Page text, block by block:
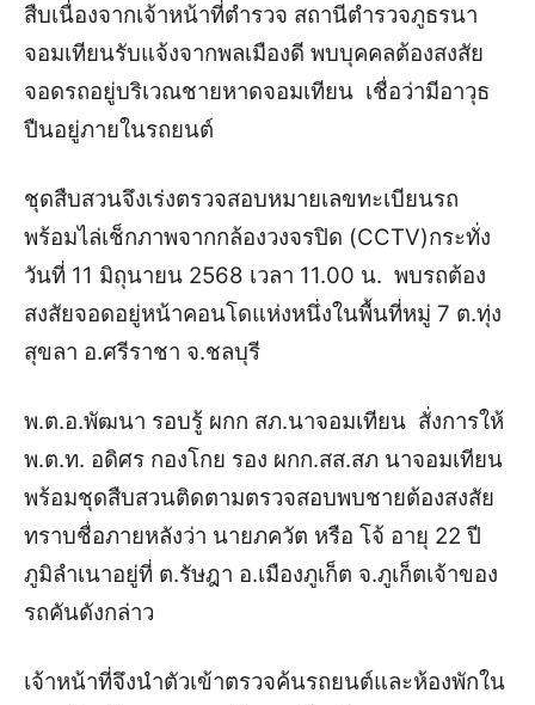
สืบเนื่องจากเจ้าหน้าที่ตำรวจ สถานีตำรวจภูธรนา
จอมเทียนรับแจ้งจากพลเมืองดี พบบุคคลต้องสงสัย
จอดรถอยู่บริเวณชายหาดจอมเทียน เชื่อว่ามีอาวุธ
ปืนอยู่ภายในรถยนต์
ชุดสืบสวนจึงเร่งตรวจสอบหมายเลขทะเบียนรถ
พร้อมไล่เช็กภาพจากกล้องวงจรปิด (CCTV)กระทั่ง
วันที่ 11 มิถุนายน 2568 เวลา 11.00 น. พบรถต้อง
สงสัยจอดอยู่หน้าคอนโดแห่งหนึ่งในพื้นที่หมู่ 7 ต.ทุ่ง
สุขลา อ.ศรีราชา จ.ชลบุรี
พ.ต.อ.พัฒนา รอบรู้ ผกก สภ.นาจอมเทียน สั่งการให้
พ.ต.ท. อดิศร กองโกย รอง ผกก.สส.สภ นาจอมเทียน
พร้อมชุดสืบสวนติดตามตรวจสอบพบชายต้องสงสัย
ทราบชื่อภายหลังว่า นายภควัต หรือ โจ้ อายุ 22 ปี
ภูมิลำเนาอยู่ที่ ต.รัษฎา อ.เมืองภูเก็ต จ.ภูเก็ตเจ้าของ
รถคันดังกล่าว
เจ้าหน้าที่จึงนำตัวเข้าตรวจค้นรถยนต์และห้องพักใน